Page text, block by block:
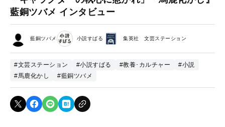
藍銅ツバメ インタビュー
藍銅ツバメ 小説すばる 集英社 文芸ステーション
#文芸ステーション #小説すばる #教養･カルチャー
#小説
#馬鹿化かし
#藍銅ツバメ